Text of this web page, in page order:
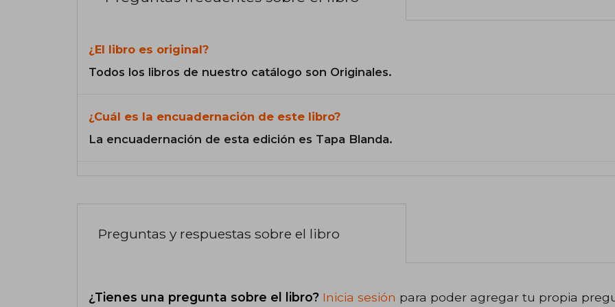
¿El libro es original?
Todos los libros de nuestro catálogo son Originales.
¿Cuál es la encuadernación de este libro?
La encuadernación de esta edición es Tapa Blanda.
Preguntas y respuestas sobre el libro
¿Tienes una pregunta sobre el libro? Inicia sesión para poder agregar tu propia